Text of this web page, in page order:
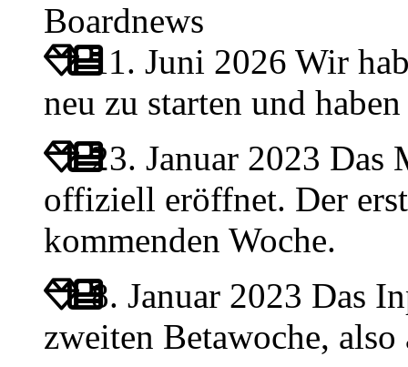
Boardnews
11. Juni 2026 Wir
neu zu starten und
23. Januar 2023 Das
offiziell eröffnet. Der
kommenden Woche.
8. Januar 2023 Das
zweiten Betawoche, also